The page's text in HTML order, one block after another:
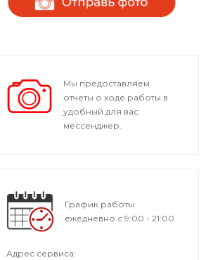
Мы предоставляем
отчеты о ходе работы в
удобный для вас
мессенджер.
График работы
ежедневно с 9:00 - 21:00
Адрес сервиса: